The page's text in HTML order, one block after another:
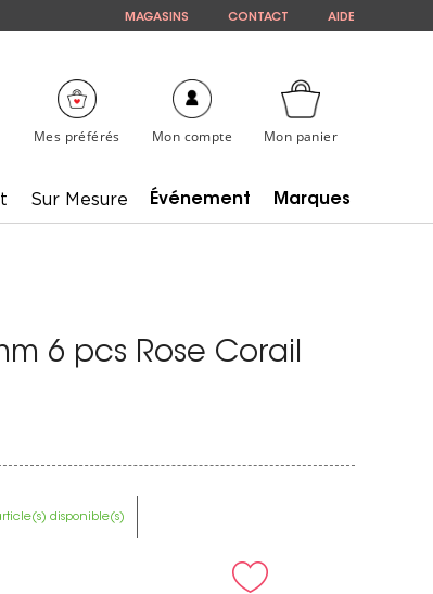
MAGASINS CONTACT AIDE
Mes préférés Mon panier
Mon compte
Sur Mesure Événement Marques
6 pcs Rose Corail
disponible(s)